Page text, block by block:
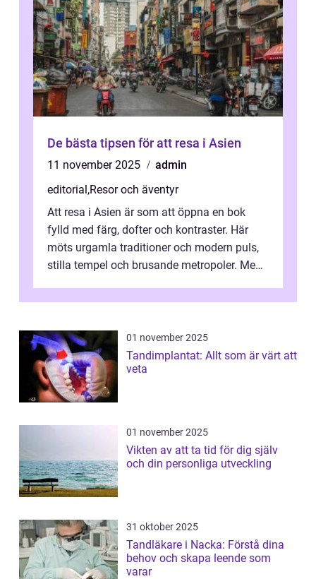
De bästa tipsen för att resa i Asien
11 november 2025
admin
editorial,Resor och äventyr
Att resa i Asien är som att öppna en bok
fylld med färg, dofter och kontraster. Här
möts urgamla traditioner och modern puls,
stilla tempel och brusande metropoler. Men
01 november 2025
Tandimplantat: Allt som är värt att
veta
01 november 2025
Vikten av att ta tid för dig själv
och din personliga utveckling
31 oktober 2025
Tandläkare i Nacka: Förstå dina
behov och skapa leende som
varar